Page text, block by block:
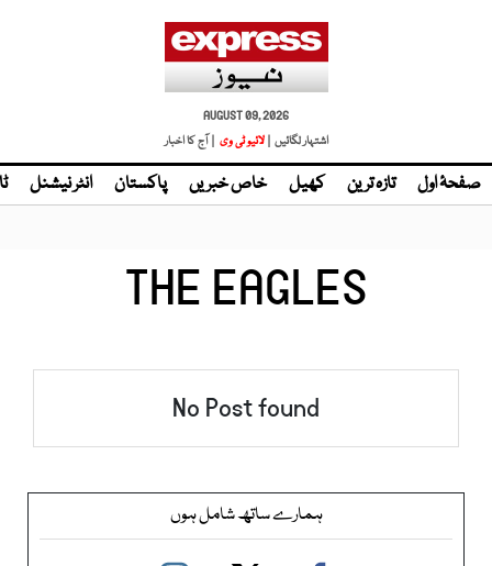
AUGUST 09, 2026
اشتہار لگائیں | لائیو ٹی وی | آج کا اخبار
صفحۂ اول تازہ ترین کھیل خاص خبریں پاکستان انٹر نیشنل
THE EAGLES
No Post found
ہمارے ساتھ شامل ہوں